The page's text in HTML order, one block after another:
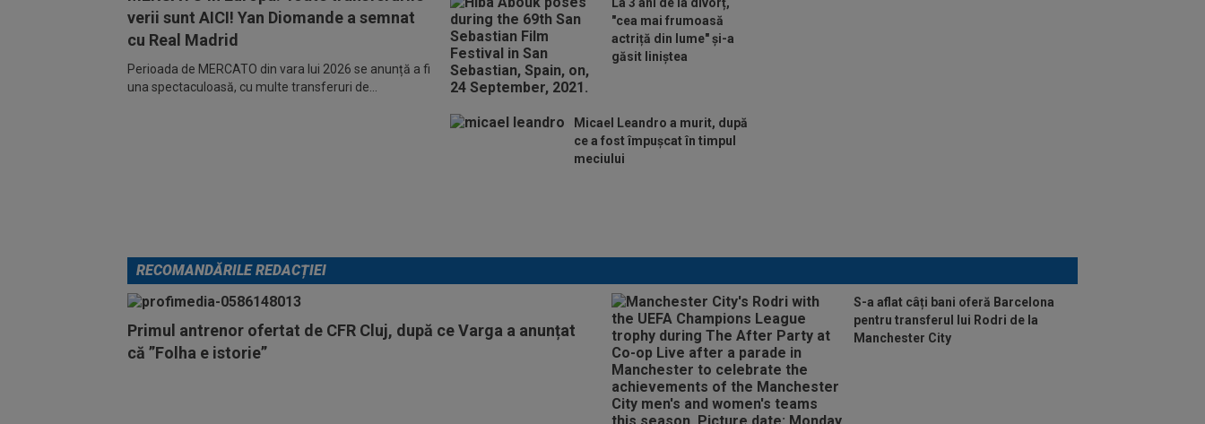
verii sunt AICI! Yan Diomande a semnat
cu Real Madrid
Perioada de MERCATO din vara lui 2026 se anunță a fi
una spectaculoasă, cu multe transferuri de...
"cea mai frumoasă
actriță din lume" și-a
găsit liniștea
Micael Leandro a murit, după
ce a fost împușcat în timpul
meciului
RECOMANDĂRILE REDACȚIEI
Primul antrenor ofertat de CFR Cluj, după ce Varga a anunțat
că ”Folha e istorie”
S-a aflat câți bani oferă Barcelona
pentru transferul lui Rodri de la
Manchester City